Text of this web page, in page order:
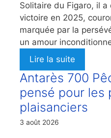
Solitaire du Figaro, il
victoire en 2025,
marquée par la
un amour
Lire la suite
Antarès 700
pensé pour les
plaisanciers
3 août 2026